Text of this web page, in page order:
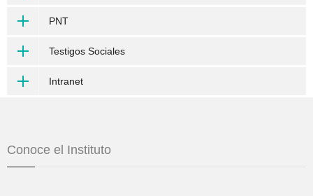
PNT
Testigos Sociales
Intranet
Conoce el Instituto